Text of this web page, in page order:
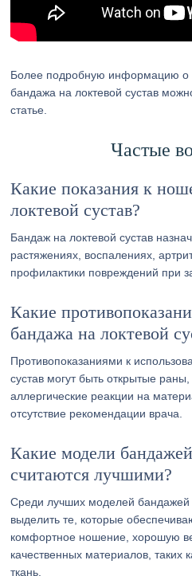
Более подробную информацию о
бандажа на локтевой сустав
статье.
Частые
Какие показания к
локтевой сустав?
Бандаж на локтевой сустав
растяжениях, воспалениях,
профилактики повреждений при
Какие
бандажа на локтевой
Противопоказаниями к
сустав могут быть открытые
аллергические реакции на
отсутствие рекомендации врача.
Какие модели
считаются лучшими?
Среди лучших моделей бандажей
выделить те, которые
комфортное ношение, хорошую
качественных материалов, таких
ткань.